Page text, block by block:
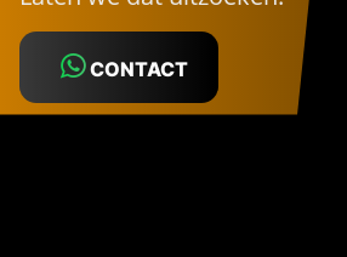
CONTACT